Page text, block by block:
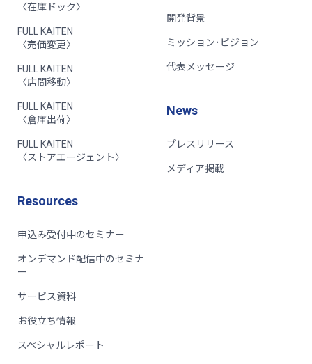
〈在庫ドック〉
FULL KAITEN
〈売価変更〉
FULL KAITEN
〈店間移動〉
FULL KAITEN
〈倉庫出荷〉
FULL KAITEN
〈ストアエージェント〉
開発背景
ミッション･ビジョン
代表メッセージ
News
プレスリリース
メディア掲載
Resources
申込み受付中のセミナー
オンデマンド配信中のセミナ
ー
サービス資料
お役立ち情報
スペシャルレポート